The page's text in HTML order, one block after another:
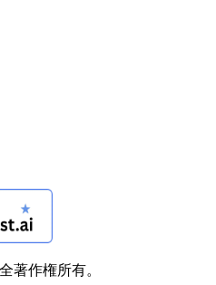
著作権所有。